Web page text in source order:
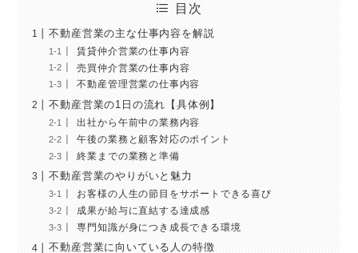
目次
不動産営業の主な仕事内容を解説
賃貸仲介営業の仕事内容
売買仲介営業の仕事内容
不動産管理営業の仕事内容
不動産営業の1日の流れ【具体例】
出社から午前中の業務内容
午後の業務と顧客対応のポイント
終業までの業務と準備
不動産営業のやりがいと魅力
お客様の人生の節目をサポートできる喜び
成果が給与に直結する達成感
専門知識が身につき成長できる環境
不動産営業に向いている人の特徴